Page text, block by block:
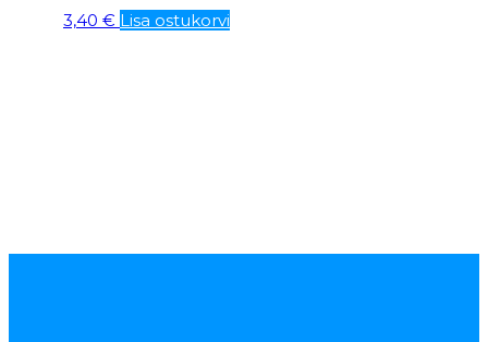
3,40 € Lisa ostukorvi